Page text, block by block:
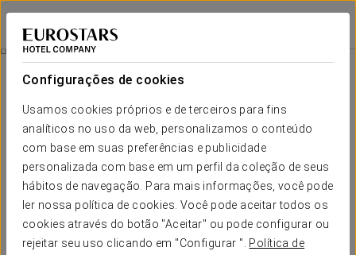
Configurações de cookies
Usamos cookies próprios e de terceiros para fins
analíticos no uso da web, personalizamos o conteúdo
com base em suas preferências e publicidade
personalizada com base em um perfil da coleção de seus
hábitos de navegação. Para mais informações, você pode
ler nossa política de cookies. Você pode aceitar todos os
cookies através do botão "Aceitar" ou pode configurar ou
rejeitar seu uso clicando em "Configurar ". Política de
Exe Campus
BARCELONA - CERDANYOLA DEL VALLÈS
Quartos
Quartos
O conforto e descanso que necessita
Em consonância com a qualidade das suas instalações, os 104
quartos do Exe Campus, standard e executive, constituem uma
proposta ideal de espaços amplos e luminosos que conjugam
funcionalidade e comodidade na perfeição.
SERVIÇOS EM DESTAQUE